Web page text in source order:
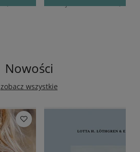
Nowości
zobacz wszystkie